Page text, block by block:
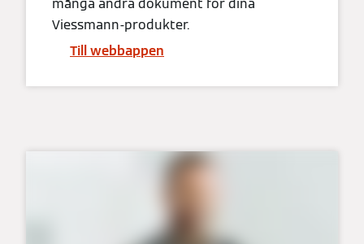
många andra dokument för dina
Viessmann-produkter.
Till webbappen